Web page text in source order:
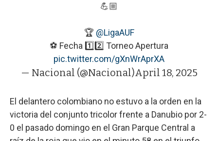
💪🏼
🏆 @LigaAUF
⚽️ Fecha 1️⃣2️⃣ Torneo Apertura
pic.twitter.com/gXnWrAprXA
— Nacional (@Nacional)April 18, 2025
El delantero colombiano no estuvo a la orden en la
victoria del conjunto tricolor frente a Danubio por 2-
0 el pasado domingo en el Gran Parque Central a